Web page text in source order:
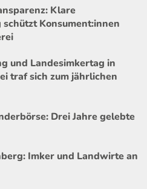
Klare
Konsument:innen
und Landesimkertag in
traf sich zum jährlichen
Drei Jahre gelebte
Imker und Landwirte an